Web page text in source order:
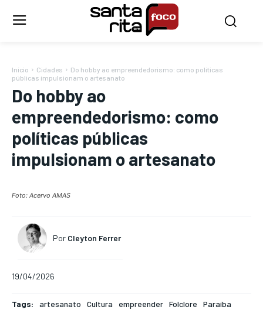
Início Cidades
Do hobby ao empreendedorismo: como políticas
públicas impulsionam o artesanato
Do hobby ao
empreendedorismo: como
políticas públicas
impulsionam o artesanato
Foto: Acervo AMAS
Por Cleyton Ferrer
19/04/2026
Tags: artesanato Cultura empreender Folclore
Paraíba